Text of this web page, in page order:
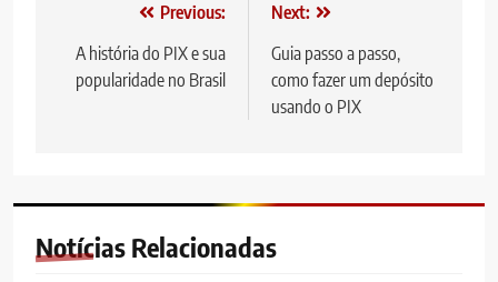
Navegação
de
artigos
Previous:
A história do PIX e sua
popularidade no Brasil
Next:
Guia passo a passo,
como fazer um depósito
usando o PIX
Notícias Relacionadas